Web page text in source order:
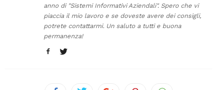
anno di "Sistemi Informativi Aziendali". Spero che vi
piaccia il mio lavoro e se doveste avere dei consigli,
potrete contattarmi. Un saluto a tutti e buona
permanenza!